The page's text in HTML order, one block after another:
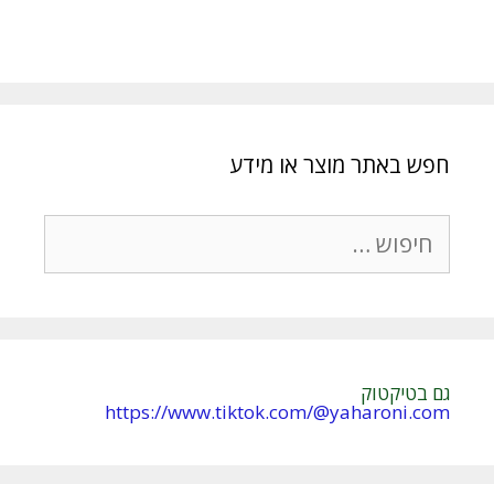
חפש באתר מוצר או מידע
חיפוש:
גם בטיקטוק
https://www.tiktok.com/@yaharoni.com